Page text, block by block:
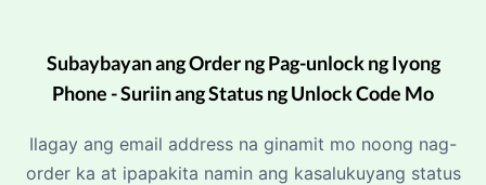
Subaybayan ang Order ng Pag-unlock ng Iyong
Phone - Suriin ang Status ng Unlock Code Mo
Ilagay ang email address na ginamit mo noong nag-
order ka at ipapakita namin ang kasalukuyang status